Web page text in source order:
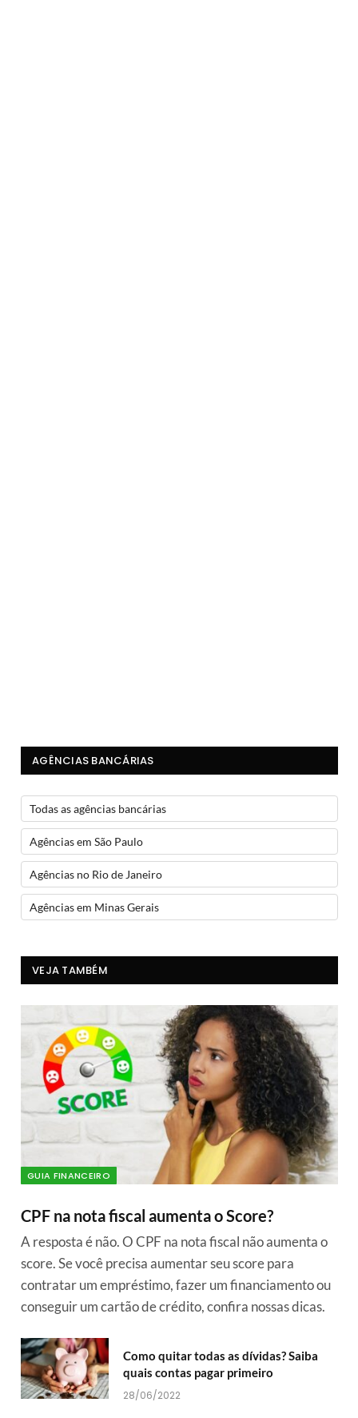
AGÊNCIAS BANCÁRIAS
Todas as agências bancárias
Agências em São Paulo
Agências no Rio de Janeiro
Agências em Minas Gerais
VEJA TAMBÉM
GUIA FINANCEIRO
CPF na nota fiscal aumenta o Score?
A resposta é não. O CPF na nota fiscal não aumenta o
score. Se você precisa aumentar seu score para
contratar um empréstimo, fazer um financiamento ou
conseguir um cartão de crédito, confira nossas dicas.
Como quitar todas as dívidas? Saiba
quais contas pagar primeiro
28/06/2022